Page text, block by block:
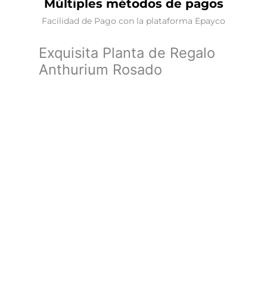
Múltiples métodos de pagos
Facilidad de Pago con la plataforma Epayco
Exquisita Planta de Regalo
Anthurium Rosado